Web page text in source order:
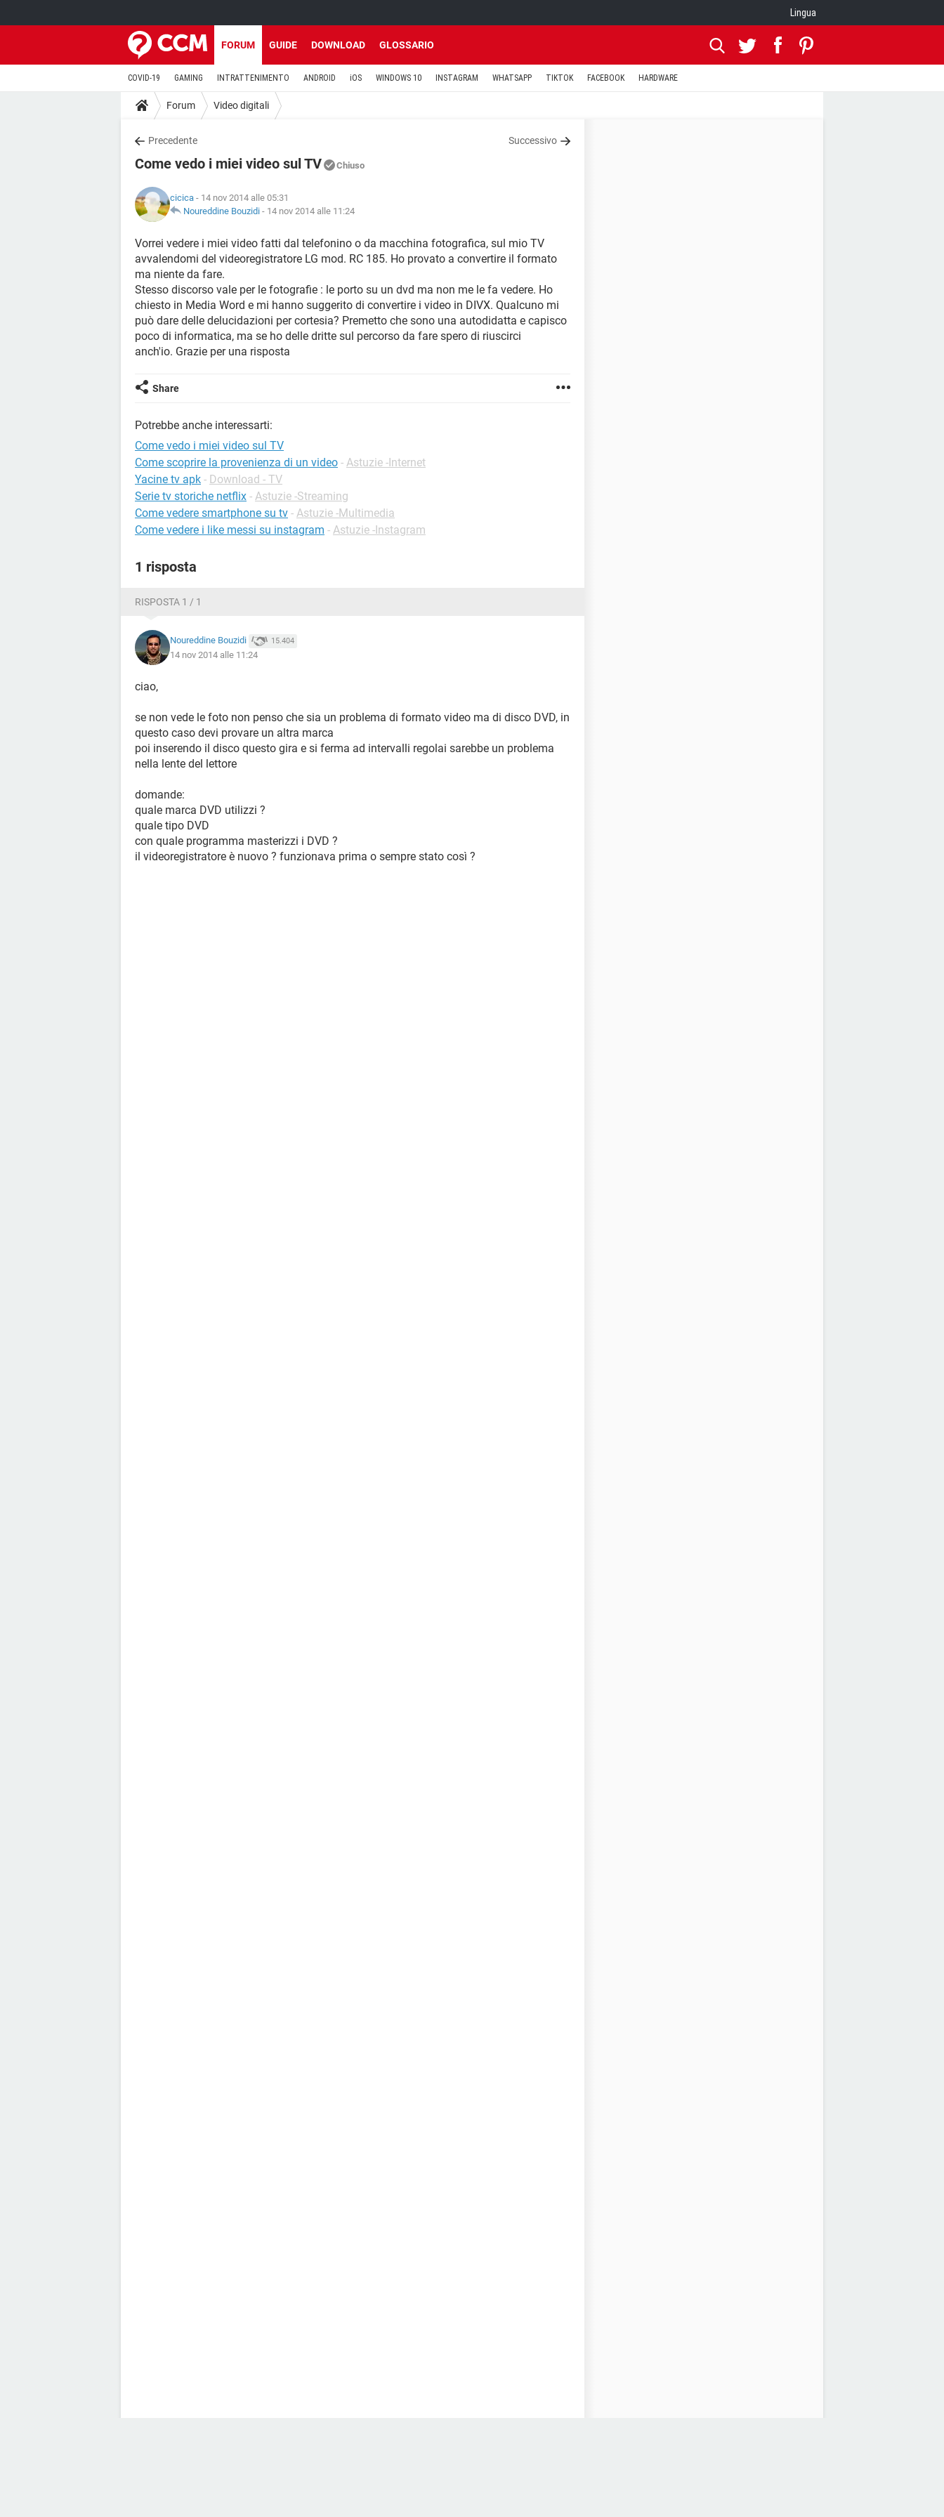
Lingua
FORUM GUIDE DOWNLOAD GLOSSARIO
COVID-19 GAMING INTRATTENIMENTO ANDROID iOS WINDOWS 10 INSTAGRAM WHATSAPP TIKTOK FACEBOOK HARDWARE
Forum Video digitali
Precedente Successivo
Come vedo i miei video sul TV Chiuso
cicica - 14 nov 2014 alle 05:31
Noureddine Bouzidi - 14 nov 2014 alle 11:24
Vorrei vedere i miei video fatti dal telefonino o da macchina fotografica, sul mio TV
avvalendomi del videoregistratore LG mod. RC 185. Ho provato a convertire il formato
ma niente da fare.
Stesso discorso vale per le fotografie : le porto su un dvd ma non me le fa vedere. Ho
chiesto in Media Word e mi hanno suggerito di convertire i video in DIVX. Qualcuno mi
può dare delle delucidazioni per cortesia? Premetto che sono una autodidatta e capisco
poco di informatica, ma se ho delle dritte sul percorso da fare spero di riuscirci
anch'io. Grazie per una risposta
Share
Potrebbe anche interessarti:
Come vedo i miei video sul TV
Come scoprire la provenienza di un video - Astuzie -Internet
Yacine tv apk - Download - TV
Serie tv storiche netflix - Astuzie -Streaming
Come vedere smartphone su tv - Astuzie -Multimedia
Come vedere i like messi su instagram - Astuzie -Instagram
1 risposta
RISPOSTA 1 / 1
Noureddine Bouzidi 15.404
14 nov 2014 alle 11:24
ciao,
se non vede le foto non penso che sia un problema di formato video ma di disco DVD, in
questo caso devi provare un altra marca
poi inserendo il disco questo gira e si ferma ad intervalli regolai sarebbe un problema
nella lente del lettore
domande:
quale marca DVD utilizzi ?
quale tipo DVD
con quale programma masterizzi i DVD ?
il videoregistratore è nuovo ? funzionava prima o sempre stato così ?